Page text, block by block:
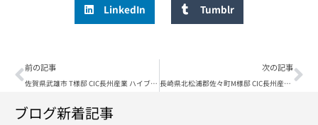
LinkedIn Tumblr
前の記事
佐賀県武雄市 T様邸 CIC長州産業 ハイブリッド蓄電池システム 7.04kWh
次の記事
長崎県北松浦郡佐々町M様邸 CIC長州産業 太陽光発電システム5.1kW
ブログ新着記事